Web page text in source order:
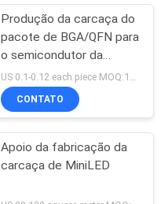
Produção da carcaça do
pacote de BGA/QFN para
o semicondutor da
indústria de IoT
CONTATO
Apoio da fabricação da
carcaça de MiniLED